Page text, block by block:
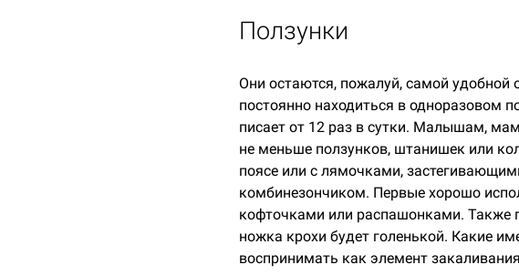
Ползунки
Они остаются, пожалуй, самой удобной
постоянно находиться в одноразовом
писает от 12 раз в сутки. Малышам,
не меньше ползунков, штанишек или
поясе или с лямочками,
комбинезончиком. Первые хорошо
кофточками или распашонками. Также
ножка крохи будет голенькой. Какие
воспринимать как элемент